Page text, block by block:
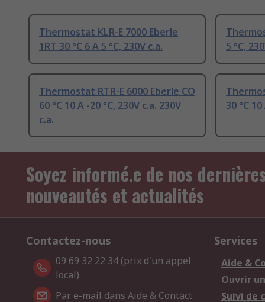
Thermostat KLR-E 7000 Eberle
1RT 30 °C 6 A 5 °C, 230V c.a.
5 °C,
Thermostat RTR-E 6000 Eberle CO
60 °C 10 A -20 °C, 230V c.a. 230V
c.a.
30 °C
Soyez informé.e de nos
nouveautés et actualités
Contactez-nous
09 69 32 22 34 (prix d'un appel
local).
Par e-mail dans Aide & Contact
Services
Aide &
Ouvrir
Suivi de